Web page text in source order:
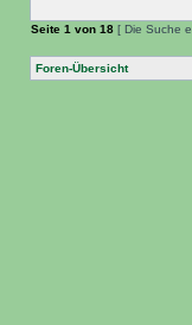
Seite 1 von 18 [ Die Suche
Foren-Übersicht